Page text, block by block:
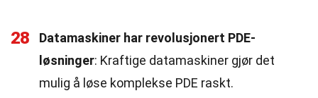
28
Datamaskiner har revolusjonert PDE-
løsninger: Kraftige datamaskiner gjør det
mulig å løse komplekse PDE raskt.